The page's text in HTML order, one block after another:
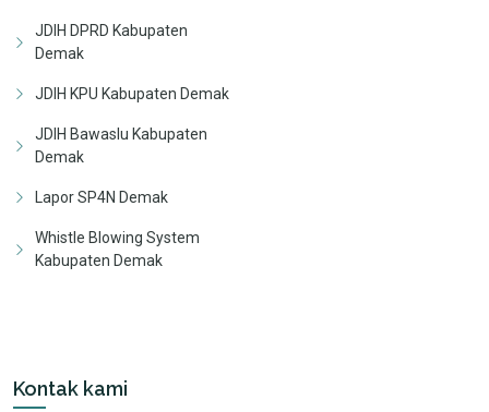
JDIH DPRD Kabupaten
Demak
JDIH KPU Kabupaten Demak
JDIH Bawaslu Kabupaten
Demak
Lapor SP4N Demak
Whistle Blowing System
Kabupaten Demak
Kontak kami